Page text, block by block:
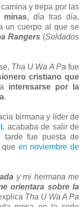
camina y trepa por las
minas, día tras día,
un cuerpo al que se
Rangers (Soldados
Tha U Wa A Pa fue
cristiano que
interesarse por la
.
birmana y líder de
, acababa de salir de
tarde fue puesta de
que en noviembre de
y mi hermana me
orientara sobre la
Tha U Wa A Pa